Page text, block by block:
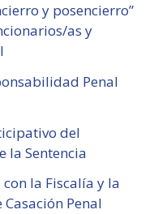
y posencierro”
as y
Penal
del
la Sentencia
la Fiscalía y la
Penal